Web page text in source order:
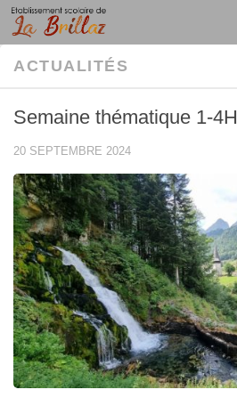
Au dessous du contenu
ACTUALITÉS
Semaine thématique 1-4H
20 SEPTEMBRE 2024